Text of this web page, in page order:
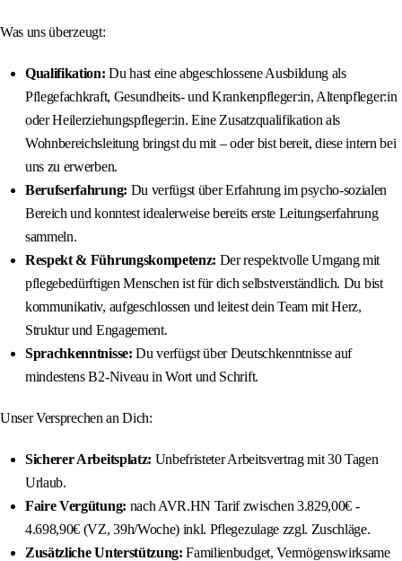
Was uns überzeugt:
Qualifikation: Du hast eine abgeschlossene Ausbildung als
Pflegefachkraft, Gesundheits- und Krankenpfleger:in, Altenpfleger:in
oder Heilerziehungspfleger:in. Eine Zusatzqualifikation als
Wohnbereichsleitung bringst du mit – oder bist bereit, diese intern bei
uns zu erwerben.
Berufserfahrung: Du verfügst über Erfahrung im psycho-sozialen
Bereich und konntest idealerweise bereits erste Leitungserfahrung
sammeln.
Respekt & Führungskompetenz: Der respektvolle Umgang mit
pflegebedürftigen Menschen ist für dich selbstverständlich. Du bist
kommunikativ, aufgeschlossen und leitest dein Team mit Herz,
Struktur und Engagement.
Sprachkenntnisse: Du verfügst über Deutschkenntnisse auf
mindestens B2-Niveau in Wort und Schrift.
Unser Versprechen an Dich:
Sicherer Arbeitsplatz: Unbefristeter Arbeitsvertrag mit 30 Tagen
Urlaub.
Faire Vergütung: nach AVR.HN Tarif zwischen 3.829,00€ -
4.698,90€ (VZ, 39h/Woche) inkl. Pflegezulage zzgl. Zuschläge.
Zusätzliche Unterstützung: Familienbudget, Vermögenswirksame